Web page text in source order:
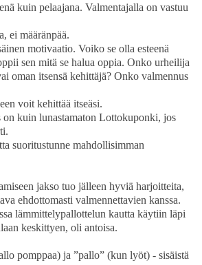
kuin pelaajana. Valmentajalla on vastuu
ei määränpää.
motivaatio. Voiko se olla esteenä
sen mitä se halua oppia. Onko urheilija
oman itsensä kehittäjä? Onko valmennus
voit kehittää itseäsi.
kuin lunastamaton Lottokuponki, jos
suoritustunne mahdollisimman
jakso tuo jälleen hyviä harjoitteita,
ehdottomasti valmennettavien kanssa.
lämmittelypallottelun kautta käytiin läpi
keskittyen, oli antoisa.
pomppaa) ja ”pallo” (kun lyöt) - sisäistä